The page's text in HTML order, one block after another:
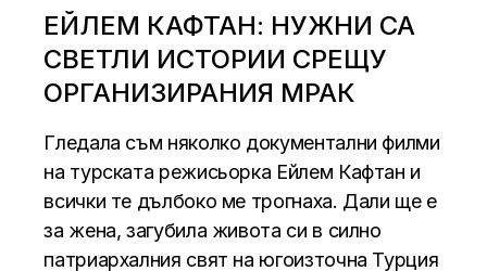
ЕЙЛЕМ КАФТАН: НУЖНИ СА
СВЕТЛИ ИСТОРИИ СРЕЩУ
ОРГАНИЗИРАНИЯ МРАК
Гледала съм няколко документални филми
на турската режисьорка Ейлем Кафтан и
всички те дълбоко ме трогнаха. Дали ще е
за жена, загубила живота си в силно
патриархалния свят на югоизточна Турция